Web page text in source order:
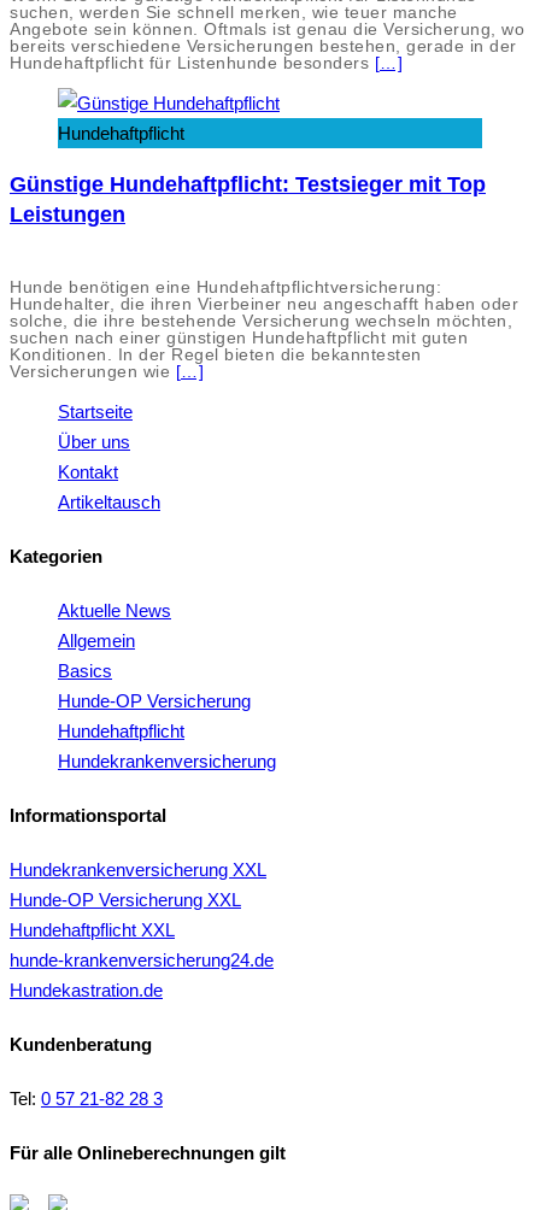
suchen, werden Sie schnell merken, wie teuer manche
Angebote sein können. Oftmals ist genau die Versicherung, wo
bereits verschiedene Versicherungen bestehen, gerade in der
Hundehaftpflicht für Listenhunde besonders […]
Hundehaftpflicht
Günstige Hundehaftpflicht: Testsieger mit Top
Leistungen
Hunde benötigen eine Hundehaftpflichtversicherung:
Hundehalter, die ihren Vierbeiner neu angeschafft haben oder
solche, die ihre bestehende Versicherung wechseln möchten,
suchen nach einer günstigen Hundehaftpflicht mit guten
Konditionen. In der Regel bieten die bekanntesten
Versicherungen wie […]
Startseite
Über uns
Kontakt
Artikeltausch
Kategorien
Aktuelle News
Allgemein
Basics
Hunde-OP Versicherung
Hundehaftpflicht
Hundekrankenversicherung
Informationsportal
Hundekrankenversicherung XXL
Hunde-OP Versicherung XXL
Hundehaftpflicht XXL
hunde-krankenversicherung24.de
Hundekastration.de
Kundenberatung
Tel: 0 57 21-82 28 3
Für alle Onlineberechnungen gilt